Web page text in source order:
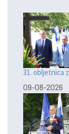
31. obljetnica
09-08-2026